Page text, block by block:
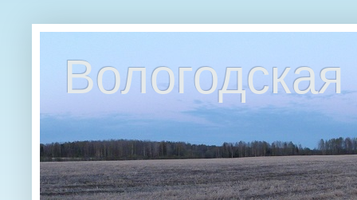
Вологодская